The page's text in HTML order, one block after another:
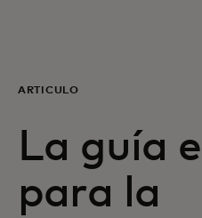
Para empresas
Para el mundo
Para innovadores
ARTÍCULO
La guía
para la